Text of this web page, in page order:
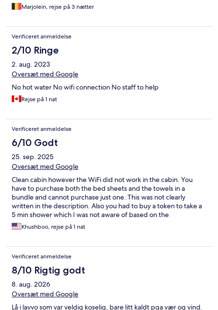
Marjolein, rejse på 3 nætter
Verificeret anmeldelse
2/10 Ringe
2. aug. 2023
Oversæt med Google
No hot water No wifi connection No staff to help
Rejse på 1 nat
Verificeret anmeldelse
6/10 Godt
25. sep. 2025
Oversæt med Google
Clean cabin however the WiFi did not work in the cabin. You
have to purchase both the bed sheets and the towels in a
bundle and cannot purchase just one. This was not clearly
written in the description. Also you had to buy a token to take a
5 min shower which I was not aware of based on the
description.
Khushboo, rejse på 1 nat
Verificeret anmeldelse
8/10 Rigtig godt
8. aug. 2026
Oversæt med Google
Lå i lavvo som var veldig koselig, bare litt kaldt pga vær og vind.